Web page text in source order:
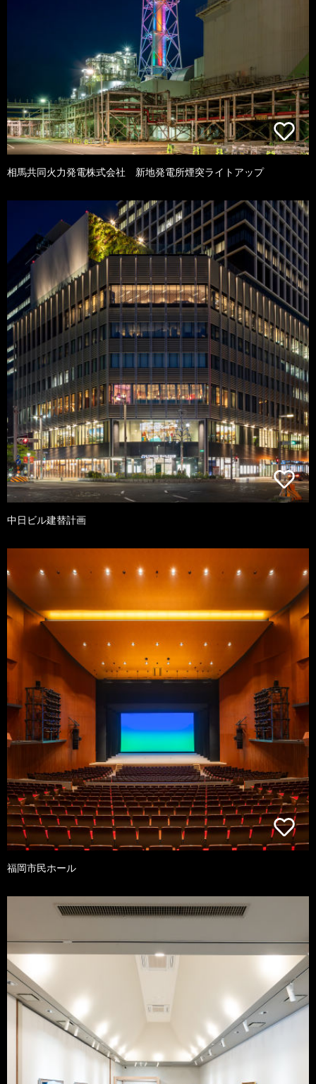
相馬共同火力発電株式会社 新地発電所煙突ライトアップ
中日ビル建替計画
福岡市民ホール